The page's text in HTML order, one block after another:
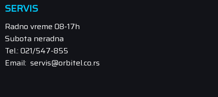
SERVIS
Radno vreme 08-17h
Subota neradna
Tel.: 021/547-855
Email: servis@orbitel.co.rs